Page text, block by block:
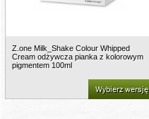
Z.one Milk_Shake Colour Whipped
Cream odżywcza pianka z kolorowym
pigmentem 100ml
Wybierz wersję